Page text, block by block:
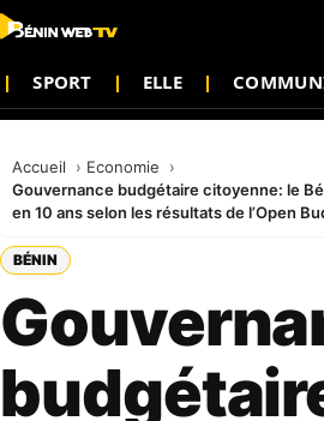
SPORT ELLE
Accueil
Economie
Gouvernance budgétaire citoyenne: le
en 10 ans selon les résultats de l’Open
BÉNIN